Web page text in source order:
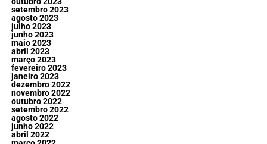
setembro 2023
agosto 2023
julho 2023
junho 2023
maio 2023
abril 2023
março 2023
fevereiro 2023
janeiro 2023
dezembro 2022
novembro 2022
outubro 2022
setembro 2022
agosto 2022
junho 2022
abril 2022